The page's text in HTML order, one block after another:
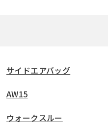
サイドエアバッグ
AW15
ウォークスルー